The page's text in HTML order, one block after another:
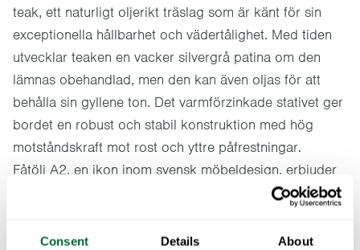
Consent Details About
teak, ett naturligt oljerikt träslag som är känt för sin
exceptionella hållbarhet och vädertålighet. Med tiden
utvecklar teaken en vacker silvergrå patina om den
lämnas obehandlad, men den kan även oljas för att
behålla sin gyllene ton. Det varmförzinkade stativet ger
bordet en robust och stabil konstruktion med hög
motståndskraft mot rost och yttre påfrestningar.
Fåtölj A2, en ikon inom svensk möbeldesign, erbjuder
en fjädrande och ergonomisk sittkomfort tack vare sin
och rygg skapar en naturlig och exklusiv känsla,